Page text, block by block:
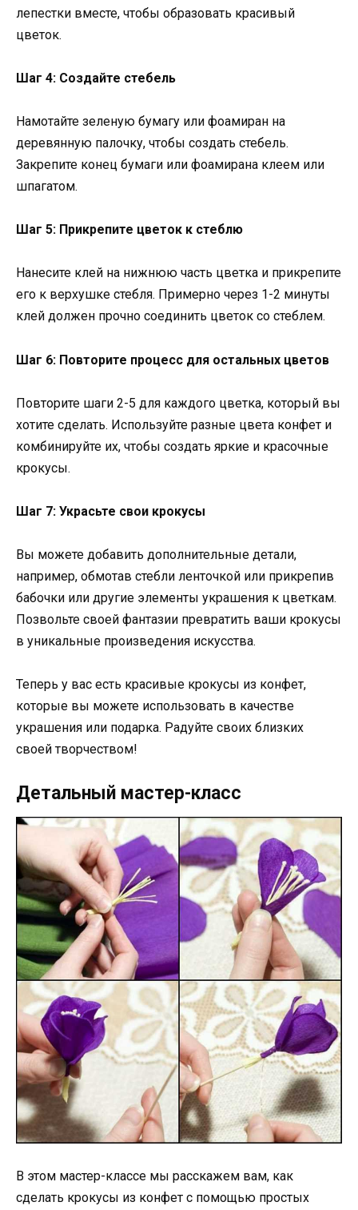
лепестки вместе, чтобы образовать красивый
цветок.
Шаг 4: Создайте стебель
Намотайте зеленую бумагу или фоамиран на
деревянную палочку, чтобы создать стебель.
Закрепите конец бумаги или фоамирана клеем или
шпагатом.
Шаг 5: Прикрепите цветок к стеблю
Нанесите клей на нижнюю часть цветка и прикрепите
его к верхушке стебля. Примерно через 1-2 минуты
клей должен прочно соединить цветок со стеблем.
Шаг 6: Повторите процесс для остальных цветов
Повторите шаги 2-5 для каждого цветка, который вы
хотите сделать. Используйте разные цвета конфет и
комбинируйте их, чтобы создать яркие и красочные
крокусы.
Шаг 7: Украсьте свои крокусы
Вы можете добавить дополнительные детали,
например, обмотав стебли ленточкой или прикрепив
бабочки или другие элементы украшения к цветкам.
Позвольте своей фантазии превратить ваши крокусы
в уникальные произведения искусства.
Теперь у вас есть красивые крокусы из конфет,
которые вы можете использовать в качестве
украшения или подарка. Радуйте своих близких
своей творчеством!
Детальный мастер-класс
В этом мастер-классе мы расскажем вам, как
сделать крокусы из конфет с помощью простых